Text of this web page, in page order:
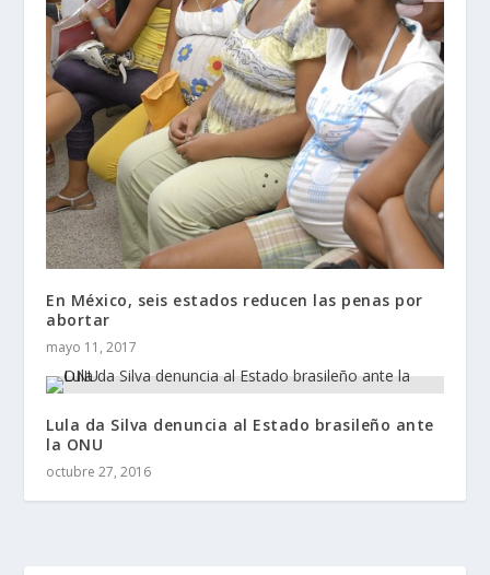
En México, seis estados reducen las penas por
abortar
mayo 11, 2017
Lula da Silva denuncia al Estado brasileño ante
la ONU
octubre 27, 2016